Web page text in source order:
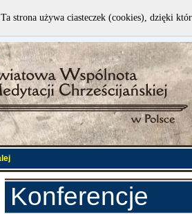
Konferencje
Ta strona używa ciasteczek (cookies), dzięki